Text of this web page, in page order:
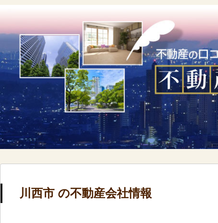
川西市 の不動産会社情報